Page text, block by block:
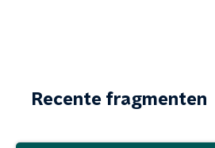
Recente fragmenten